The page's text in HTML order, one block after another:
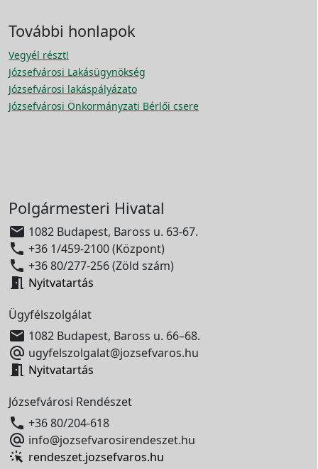
További honlapok
Vegyél részt!
Józsefvárosi Lakásügynökség
Józsefvárosi lakáspályázato
Józsefvárosi Önkormányzati Bérlői csere
Polgármesteri Hivatal
 1082 Budapest, Baross u. 63-67.
 +36 1/459-2100 (Központ)
 +36 80/277-256 (Zöld szám)
 Nyitvatartás
Ügyfélszolgálat
 1082 Budapest, Baross u. 66–68.
 ugyfelszolgalat@jozsefvaros.hu
 Nyitvatartás
Józsefvárosi Rendészet
 +36 80/204-618
 info@jozsefvarosirendeszet.hu
rendeszet.jozsefvaros.hu